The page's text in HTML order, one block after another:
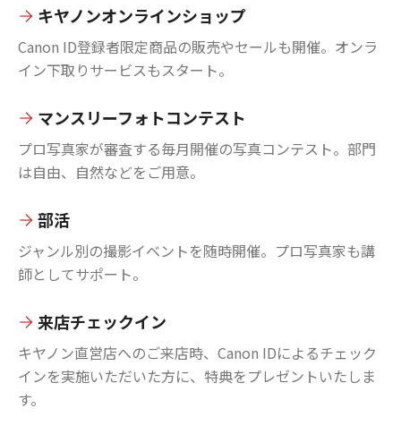
キヤノンオンラインショップ
Canon ID登録者限定商品の販売やセールも開催。オンラ
イン下取りサービスもスタート。
マンスリーフォトコンテスト
プロ写真家が審査する毎月開催の写真コンテスト。部門
は自由、自然などをご用意。
部活
ジャンル別の撮影イベントを随時開催。プロ写真家も講
師としてサポート。
来店チェックイン
キヤノン直営店へのご来店時、Canon IDによるチェック
インを実施いただいた方に、特典をプレゼントいたしま
す。